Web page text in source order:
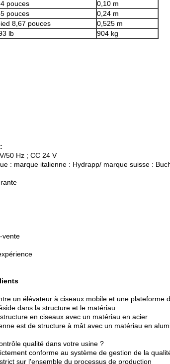
pouces
0,10 m
pouces
0,24 m
8,67 pouces
0,525 m
lb 904 kg
50 Hz ; CC 24 V
: marque italienne : Hydrapp/ marque suisse :
vente
un élévateur à ciseaux mobile et une plateforme
dans la structure et le matériau
en ciseaux avec un matériau en acier
est de structure à mât avec un matériau en
qualité dans votre usine ?
conforme au système de gestion de la
sur l'ensemble du processus de production